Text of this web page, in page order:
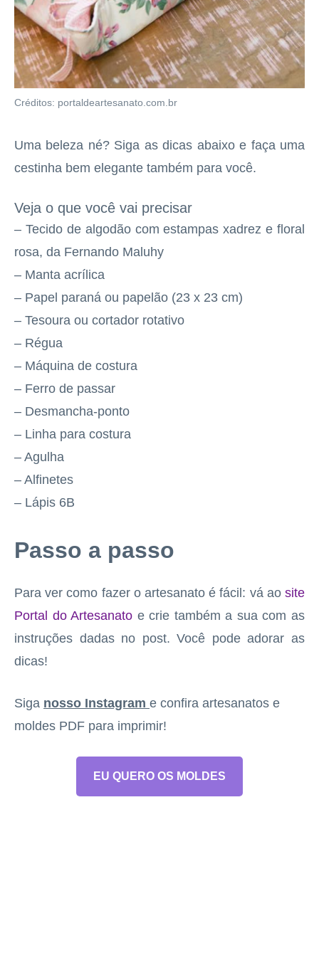
Créditos: portaldeartesanato.com.br
Uma beleza né? Siga as dicas abaixo e faça uma
cestinha bem elegante também para você.
Veja o que você vai precisar
– Tecido de algodão com estampas xadrez e floral
rosa, da Fernando Maluhy
– Manta acrílica
– Papel paraná ou papelão (23 x 23 cm)
– Tesoura ou cortador rotativo
– Régua
– Máquina de costura
– Ferro de passar
– Desmancha-ponto
– Linha para costura
– Agulha
– Alfinetes
– Lápis 6B
Passo a passo
Para ver como fazer o artesanato é fácil: vá ao site
Portal do Artesanato e crie também a sua com as
instruções dadas no post. Você pode adorar as
dicas!
Siga nosso Instagram e confira artesanatos e
moldes PDF para imprimir!
EU QUERO OS MOLDES